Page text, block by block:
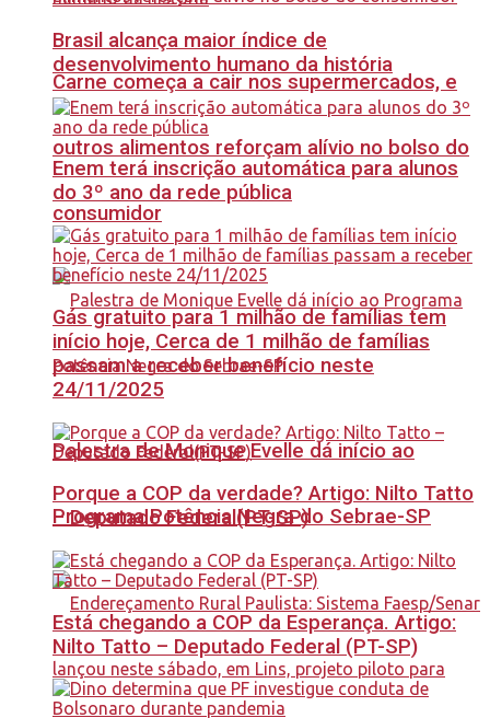
Carne começa a cair nos supermercados, e
outros alimentos reforçam alívio no bolso do
consumidor
Palestra de Monique Evelle dá início ao
Programa Potência Negra do Sebrae-SP
Brasil alcança maior índice de
desenvolvimento humano da história
Enem terá inscrição automática para alunos
do 3º ano da rede pública
Gás gratuito para 1 milhão de famílias tem
início hoje, Cerca de 1 milhão de famílias
passam a receber benefício neste
24/11/2025
Porque a COP da verdade? Artigo: Nilto Tatto
– Deputado Federal(PT-SP)
Está chegando a COP da Esperança. Artigo:
Nilto Tatto – Deputado Federal (PT-SP)